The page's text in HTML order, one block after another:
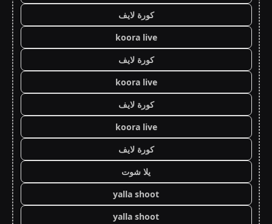
كورة لايف
koora live
كورة لايف
koora live
كورة لايف
koora live
كورة لايف
يلا شوت
yalla shoot
yalla shoot